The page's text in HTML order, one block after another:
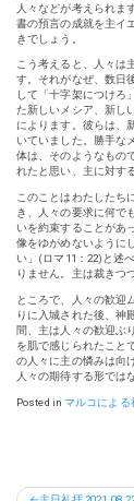
人々などが考えられま
書の預言の成就を主イ
きでしょう。
こう考えると、人々は
す。それがなぜ、数日
して「十字架につけろ
た新しいメシア、新し
によります。彼らは、
いていました。勝手な
体は、そのようなもの
れたと思い、主に対す
このことはわたしたち
き、人々の要求に何で
いを約束することがあ
像をゆがめないように
い」(ロマ11：22)と述
りません。主は裁きつ
ところで、人々の歓迎
りに入城された後、神
間、主は人々の歓迎ぶ
を肌で感じられたこと
の人々に主の憐みは向
人々の期待する形では
Posted in マルコによる